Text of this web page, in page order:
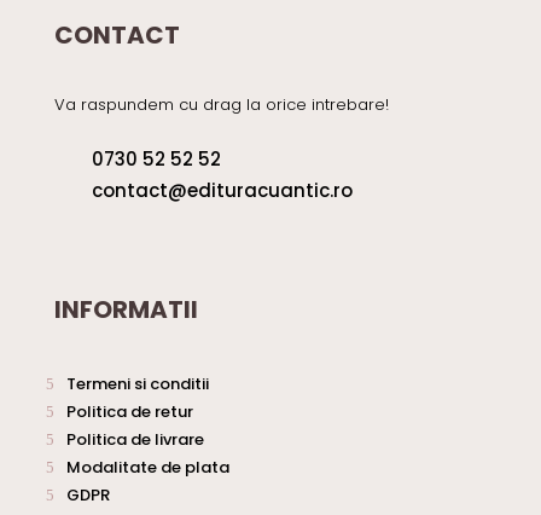
CONTACT
Va raspundem cu drag la orice intrebare!
0730 52 52 52
contact@edituracuantic.ro
INFORMATII
Termeni si conditii
Politica de retur
Politica de livrare
Modalitate de plata
GDPR